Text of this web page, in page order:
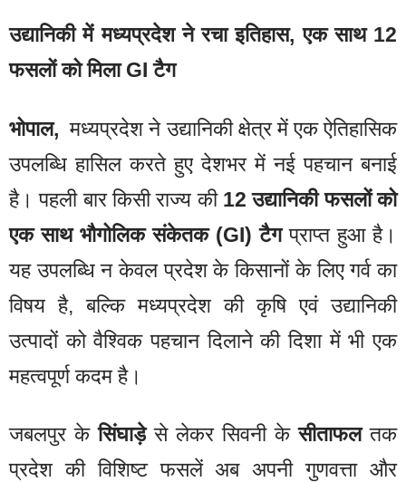
उद्यानिकी में मध्यप्रदेश ने रचा इतिहास, एक साथ 12
फसलों को मिला GI टैग
भोपाल, मध्यप्रदेश ने उद्यानिकी क्षेत्र में एक ऐतिहासिक
उपलब्धि हासिल करते हुए देशभर में नई पहचान बनाई
है। पहली बार किसी राज्य की 12 उद्यानिकी फसलों को
एक साथ भौगोलिक संकेतक (GI) टैगप्राप्त हुआ है।
यह उपलब्धि न केवल प्रदेश के किसानों के लिए गर्व का
विषय है, बल्कि मध्यप्रदेश की कृषि एवं उद्यानिकी
उत्पादों को वैश्विक पहचान दिलाने की दिशा में भी एक
महत्वपूर्ण कदम है।
जबलपुर केसिंघाड़ेसे लेकर सिवनी केसीताफलतक
प्रदेश की विशिष्ट फसलें अब अपनी गुणवत्ता और